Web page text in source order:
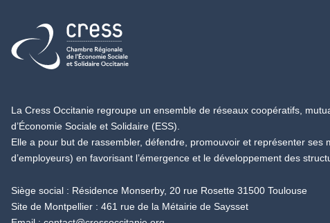
Retour à l'accueil
La Cress Occitanie regroupe un ensemble de réseaux coopératifs,
d’Économie Sociale et Solidaire (ESS).
Elle a pour but de rassembler, défendre, promouvoir et représenter
d’employeurs) en favorisant l’émergence et le développement des
Siège social : Résidence Monserby, 20 rue Rosette 31500 Toulouse
Site de Montpellier : 461 rue de la Métairie de Saysset